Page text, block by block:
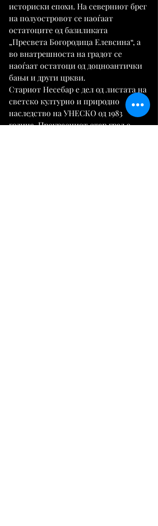
историски епохи. На северниот брег
на полуостровот се наоѓаат
остатоците од базиликата
„Пресвета Богородица Елевсина“, а
во внатрешноста на градот се
наоѓаат остатоци од доцноантички
бањи и други цркви.
Стариот Несебар е дел од листата на
светско културно и природно
наследство на УНЕСКО од 1983
година. Прекрасниот стар град е